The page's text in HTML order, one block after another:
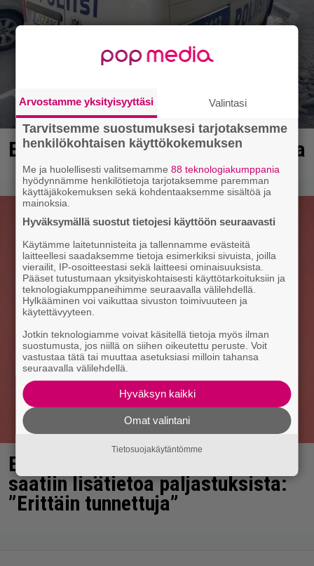
Erittäin vaarallinen kuski Ulvilassa
Elämäni biisi jatkuu syksyllä – nyt
saatiin lisätietoa paljastuksista:
”Erittäin tunnettuja”
Arvostamme yksityisyyttäsi Valintasi
Tarvitsemme suostumuksesi tarjotaksemme
henkilökohtaisen käyttökokemuksen
Me ja huolellisesti valitsemamme88 teknologiakumppania
hyödynnämme henkilötietoja tarjotaksemme paremman
käyttäjäkokemuksen sekä kohdentaaksemme sisältöä ja
mainoksia.
Hyväksymällä suostut tietojesi käyttöön seuraavasti
Käytämme laitetunnisteita ja tallennamme evästeitä
laitteellesi saadaksemme tietoja esimerkiksi sivuista, joilla
vierailit, IP-osoitteestasi sekä laitteesi ominaisuuksista.
Pääset tutustumaan yksityiskohtaisesti käyttötarkoituksiin ja
teknologiakumppaneihimme seuraavalla välilehdellä.
Hylkääminen voi vaikuttaa sivuston toimivuuteen ja
käytettävyyteen.
Jotkin teknologiamme voivat käsitellä tietoja myös ilman
suostumusta, jos niillä on siihen oikeutettu peruste. Voit
vastustaa tätä tai muuttaa asetuksiasi milloin tahansa
seuraavalla välilehdellä.
Hyväksyn kaikki
Omat valintani
Tietosuojakäytäntömme